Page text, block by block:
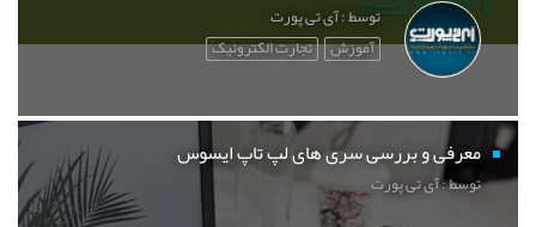
توسط : آی تی پورت
آموزش تجارت الکترونیک
معرفی و بررسی سری های لپ تاپ ایسوس
توسط : آی تی پورت